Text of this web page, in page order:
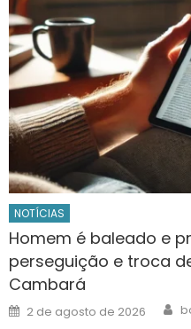
NOTÍCIAS
Homem é baleado e
perseguição e troca
Cambará
Posted
on
2 de agosto de 2026